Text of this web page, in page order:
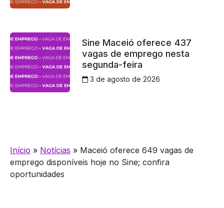
Sine Maceió oferece 437
vagas de emprego nesta
segunda-feira
3 de agosto de 2026
Início » Notícias » Maceió oferece 649 vagas de
emprego disponíveis hoje no Sine; confira
oportunidades